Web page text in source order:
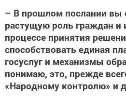
– В прошлом послании вы
растущую роль граждан и
процессе принятия
способствовать единая
госуслуг и механизмы
понимаю, это, прежде
«Народному контролю» и